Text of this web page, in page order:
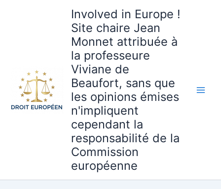
Involved in Europe !
Site chaire Jean
Monnet attribuée à
la professeure
Viviane de
Beaufort, sans que
les opinions émises
n'impliquent
cependant la
responsabilité de la
Commission
européenne